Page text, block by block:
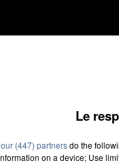
Le
our (447) partnersdo the
on a device; Use